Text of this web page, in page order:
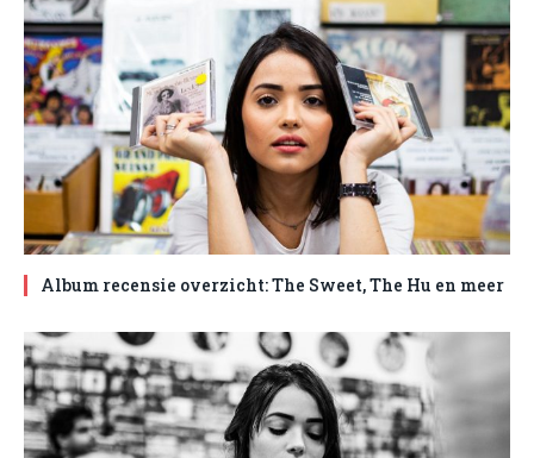
Album recensie overzicht: The Sweet, The Hu en meer